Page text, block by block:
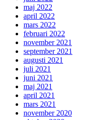
maj 2022
april 2022
mars 2022
februari 2022
november 2021
september 2021
augusti 2021
juli 2021
juni 2021
maj 2021
april 2021
mars 2021
november 2020